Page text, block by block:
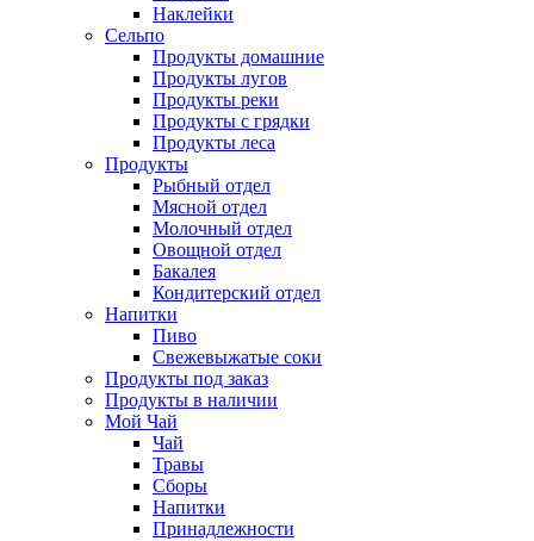
Наклейки
Сельпо
Продукты домашние
Продукты лугов
Продукты реки
Продукты с грядки
Продукты леса
Продукты
Рыбный отдел
Мясной отдел
Молочный отдел
Овощной отдел
Бакалея
Кондитерский отдел
Напитки
Пиво
Cвежевыжатые соки
Продукты под заказ
Продукты в наличии
Мой Чай
Чай
Травы
Сборы
Напитки
Принадлежности